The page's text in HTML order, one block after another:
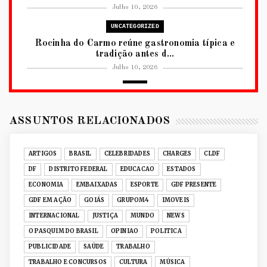
Julho 10, 2026
UNCATEGORIZED
Rocinha do Carmo reúne gastronomia típica e
tradição antes d...
Julho 10, 2026
BRASÍLIA COM CULTURA, DIPLOM...
UNCATEGORIZED
Senac-DF leva oficinas gastronômicas à 33ª
Expochê com recei...
Junho 15, 2026
ACERVO DIGITAL
Acervo histórico de O Pasquim ganha novas
edições digitais e...
Junho 14, 2026
ASSUNTOS RELACIONADOS
ARTIGOS BRASIL CELEBRIDADES CHARGES CLDF
DF DISTRITO FEDERAL EDUCACAO ESTADOS
ECONOMIA EMBAIXADAS ESPORTE GDF PRESENTE
GDF EM AÇÃO GOIÁS GRUPOM4 IMOVEIS
INTERNACIONAL JUSTIÇA MUNDO NEWS
O PASQUIM DO BRASIL OPINIAO POLITICA
PUBLICIDADE SAÚDE TRABALHO
TRABALHO E CONCURSOS CULTURA MÚSICA